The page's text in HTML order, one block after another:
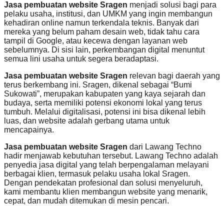
Jasa pembuatan website Sragen menjadi solusi bagi para
pelaku usaha, institusi, dan UMKM yang ingin membangun
kehadiran online namun terkendala teknis. Banyak dari
mereka yang belum paham desain web, tidak tahu cara
tampil di Google, atau kecewa dengan layanan web
sebelumnya. Di sisi lain, perkembangan digital menuntut
semua lini usaha untuk segera beradaptasi.
Jasa pembuatan website Sragen relevan bagi daerah yang
terus berkembang ini. Sragen, dikenal sebagai “Bumi
Sukowati”, merupakan kabupaten yang kaya sejarah dan
budaya, serta memiliki potensi ekonomi lokal yang terus
tumbuh. Melalui digitalisasi, potensi ini bisa dikenal lebih
luas, dan website adalah gerbang utama untuk
mencapainya.
Jasa pembuatan website Sragen dari Lawang Techno
hadir menjawab kebutuhan tersebut. Lawang Techno adalah
penyedia jasa digital yang telah berpengalaman melayani
berbagai klien, termasuk pelaku usaha lokal Sragen.
Dengan pendekatan profesional dan solusi menyeluruh,
kami membantu klien membangun website yang menarik,
cepat, dan mudah ditemukan di mesin pencari.